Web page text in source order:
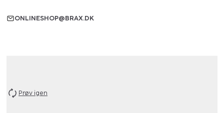
ONLINESHOP@BRAX.DK
Prøv igen